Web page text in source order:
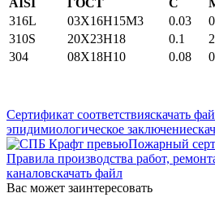
AISI ГОСТ С
316L
03X16H15M3 0.03
310S
20Х23Н18 0.1 2
304
08Х18Н10 0.08
Сертификат соответствияскачать
эпидимиологическое заключение
Пожарный
Правила производства работ,
каналовскачать файл
Вас может заинтересовать